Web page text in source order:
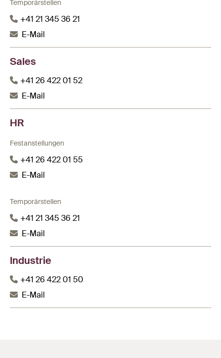
Temporärstellen
+41 21 345 36 21
E-Mail
Sales
+41 26 422 01 52
E-Mail
HR
Festanstellungen
+41 26 422 01 55
E-Mail
Temporärstellen
+41 21 345 36 21
E-Mail
Industrie
+41 26 422 01 50
E-Mail